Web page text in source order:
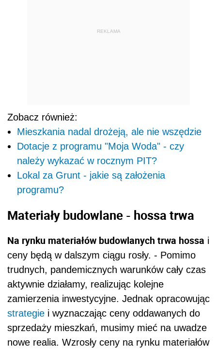
REKLAMA
Zobacz również:
Mieszkania nadal drożeją, ale nie wszędzie
Dotacje z programu "Moja Woda" - czy
należy wykazać w rocznym PIT?
Lokal za Grunt - jakie są założenia
programu?
Materiały budowlane - hossa trwa
Na rynku materiałów budowlanych trwa hossa i
ceny będą w dalszym ciągu rosły. - Pomimo
trudnych, pandemicznych warunków cały czas
aktywnie działamy, realizując kolejne
zamierzenia inwestycyjne. Jednak opracowując
strategie i wyznaczając ceny oddawanych do
sprzedaży mieszkań, musimy mieć na uwadze
nowe realia. Wzrosły ceny na rynku materiałów